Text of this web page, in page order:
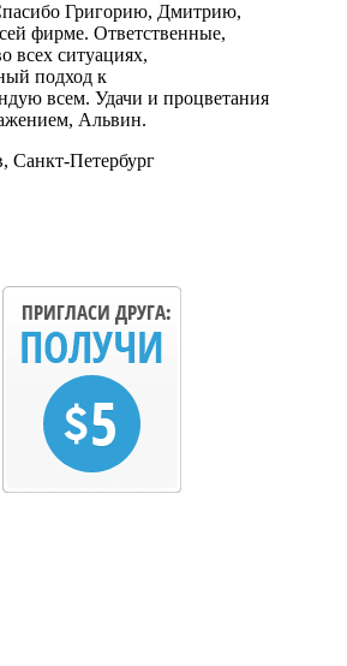
Григорию, Дмитрию,
фирме. Ответственные,
всех ситуациях,
подход к
всем. Удачи и процветания
Альвин.
Санкт-Петербург